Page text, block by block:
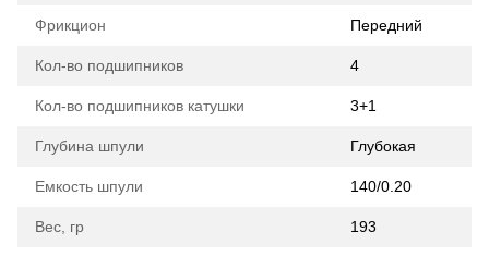
Фрикцион Передний
Кол-во подшипников 4
Кол-во подшипников катушки 3+1
Глубина шпули Глубокая
Емкость шпули 140/0.20
Вес, гр 193